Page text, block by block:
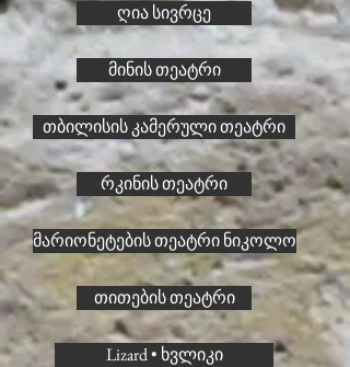
ღია სივრცე
მინის თეატრი
თბილისის კამერული თეატრი
რკინის თეატრი
მარიონეტების თეატრი ნიკოლო
თითების თეატრი
Lizard • ხვლიკი